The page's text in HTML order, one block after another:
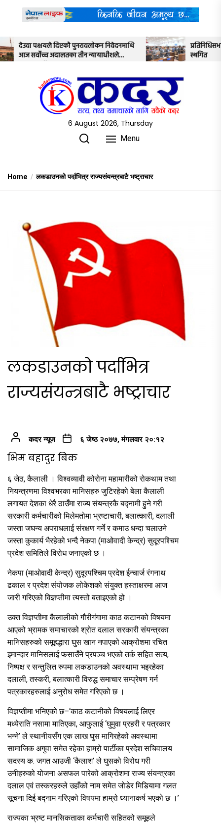
contentनिवेदनमाथि
प्रतिनिधिसभाको बैठक साउन २२ गतेसम्मका
स्थगित
6 August 2026, Thursday
Menu
Home लकडाउनको पर्दाभित्र राज्यसंयन्त्रबाटै भष्ट्राचार
लकडाउनको पर्दाभित्र
राज्यसंयन्त्रबाटै भष्ट्राचार
कदर न्यूज ६ जेष्ठ २०७७, मंगलवार २०:१२
भिम बहादुर बिक
६ जेठ, कैलाली । विश्वव्यावी कोरोना महामारीको रोकथाम तथा
नियन्त्रणमा विश्वभरका मानिसहरु जुटिरहेको बेला कैलाली
लगायत देशका धेरै ठाउँमा राज्य संयन्त्रकै बद्नामी हुने गरी
सरकारी कर्मचारीको मिलेमतोमा भ्रष्टाचारी, बलात्कारी, दलाली
जस्ता जघन्य अपराधलाई संरक्षण गर्ने र कमाउ धन्दा चलाउने
जस्ता कुकार्य भैरहेको भन्दै नेकपा (माओवादी केन्द्र) सुदूरपश्चिम
प्रदेश समितिले विरोध जनाएको छ ।
नेकपा (माओवादी केन्द्र) सुदूरपश्चिम प्रदेश ईन्चार्ज रंगनाथ
ढकाल र प्रदेश संयोजक लोकेशको संयुक्त हस्ताक्षरमा आज
जारी गरिएको विज्ञप्तीमा त्यस्तो बताइएको हो ।
उक्त विज्ञप्तीमा कैलालीको गौरीगंगामा काठ कटानको विषयमा
आएको भ्रामक समाचारको श्रोत दलाल सरकारी संयन्त्रका
मानिसहरुको समूहद्धारा घुस खान नपाएको आक्रोशमा रचित
इमान्दार मानिसलाई फसाउँने प्रपञ्च भएको तर्क सहित सत्य,
निष्पक्ष र सन्तुलित रुपमा लकडाउनको अवस्थामा भइरहेका
दलाली, तस्करी, बलात्कारी विरुद्ध समाचार सम्प्रेषण गर्न
पत्रकारहरुलाई अनुरोध समेत गरिएको छ ।
विज्ञप्तीमा भनिएको छ–‘काठ कटानीको विषयलाई लिएर
मध्येराति नसामा मातिएका, आफुलाई ‘घुमुवा प्रहरी र पत्रकार
भन्ने’ ले स्थानीयसँग एक लाख घुस मागिरहेको अवस्थामा
सामाजिक अगुवा समेत रहेका हाम्रो पार्टीका प्रदेश सचिवालय
सदस्य क. जगत आउजी ‘कैलाश’ ले घुसको विरोध गरी
उनीहरुको योजना असफल पारेको आक्रोशमा राज्य संयन्त्रका
दलाल एवं तस्करहरुले उहाँको नाम समेत जोडेर मिडियामा गलत
सूचना दिई बद्नाम गरिएको विषयमा हाम्रो ध्यानाकर्ष भएको छ ।’
राज्यका भ्रष्ट मानसिकताका कर्मचारी सहितको समूहले